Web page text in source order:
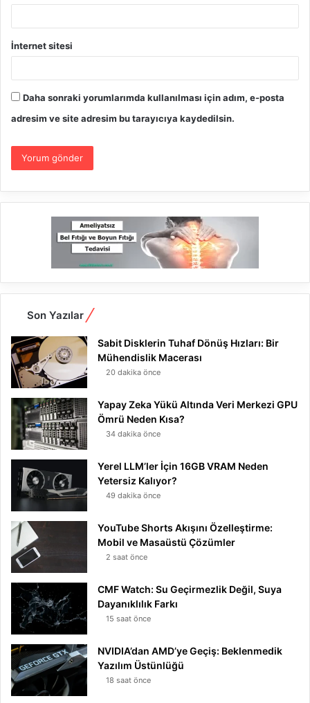
İnternet sitesi
Daha sonraki yorumlarımda kullanılması için adım, e-posta
adresim ve site adresim bu tarayıcıya kaydedilsin.
Son Yazılar
Sabit Disklerin Tuhaf Dönüş Hızları: Bir
Mühendislik Macerası
20 dakika önce
Yapay Zeka Yükü Altında Veri Merkezi GPU
Ömrü Neden Kısa?
34 dakika önce
Yerel LLM’ler İçin 16GB VRAM Neden
Yetersiz Kalıyor?
49 dakika önce
YouTube Shorts Akışını Özelleştirme:
Mobil ve Masaüstü Çözümler
2 saat önce
CMF Watch: Su Geçirmezlik Değil, Suya
Dayanıklılık Farkı
15 saat önce
NVIDIA’dan AMD’ye Geçiş: Beklenmedik
Yazılım Üstünlüğü
18 saat önce